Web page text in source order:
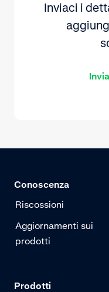
Inviaci i
Conoscenza
Riscossioni
Aggiornamenti sui
prodotti
Prodotti